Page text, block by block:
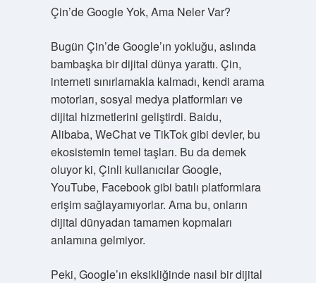
Çin’de Google Yok, Ama Neler Var?
Bugün Çin’de Google’ın yokluğu, aslında
bambaşka bir dijital dünya yarattı. Çin,
interneti sınırlamakla kalmadı, kendi arama
motorları, sosyal medya platformları ve
dijital hizmetlerini geliştirdi. Baidu,
Alibaba, WeChat ve TikTok gibi devler, bu
ekosistemin temel taşları. Bu da demek
oluyor ki, Çinli kullanıcılar Google,
YouTube, Facebook gibi batılı platformlara
erişim sağlayamıyorlar. Ama bu, onların
dijital dünyadan tamamen kopmaları
anlamına gelmiyor.
Peki, Google’ın eksikliğinde nasıl bir dijital